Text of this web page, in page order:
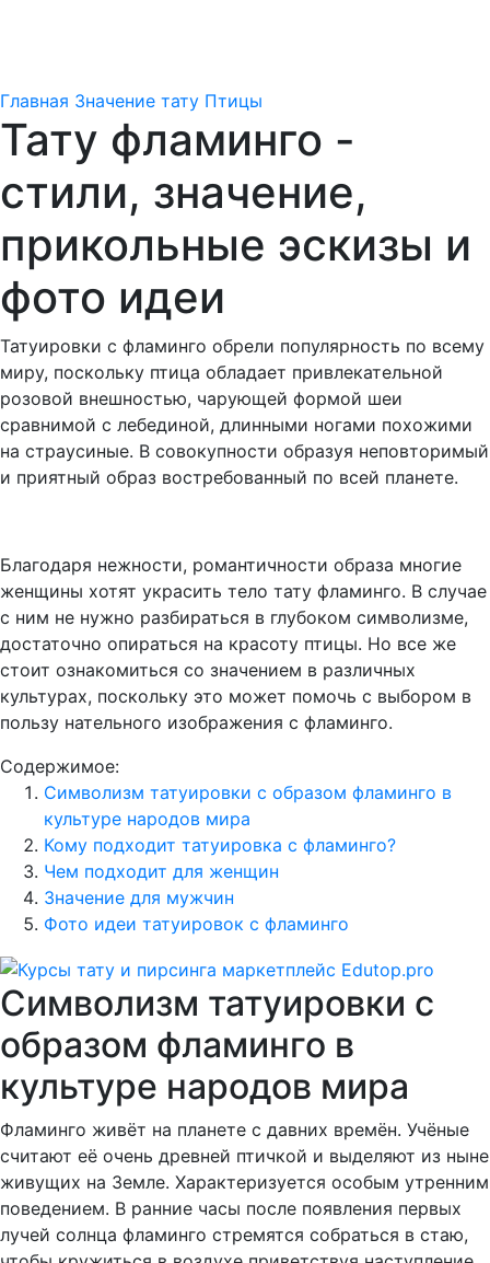
Главная Значение тату Птицы
Тату фламинго -
стили, значение,
прикольные эскизы и
фото идеи
Татуировки с фламинго обрели популярность по всему
миру, поскольку птица обладает привлекательной
розовой внешностью, чарующей формой шеи
сравнимой с лебединой, длинными ногами похожими
на страусиные. В совокупности образуя неповторимый
и приятный образ востребованный по всей планете.
Благодаря нежности, романтичности образа многие
женщины хотят украсить тело тату фламинго. В случае
с ним не нужно разбираться в глубоком символизме,
достаточно опираться на красоту птицы. Но все же
стоит ознакомиться со значением в различных
культурах, поскольку это может помочь с выбором в
пользу нательного изображения с фламинго.
Содержимое:
Символизм татуировки с образом фламинго в
культуре народов мира
Кому подходит татуировка с фламинго?
Чем подходит для женщин
Значение для мужчин
Фото идеи татуировок с фламинго
Символизм татуировки с
образом фламинго в
культуре народов мира
Фламинго живёт на планете с давних времён. Учёные
считают её очень древней птичкой и выделяют из ныне
живущих на Земле. Характеризуется особым утренним
поведением. В ранние часы после появления первых
лучей солнца фламинго стремятся собраться в стаю,